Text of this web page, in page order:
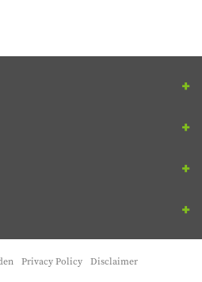
Privacy Policy Disclaimer